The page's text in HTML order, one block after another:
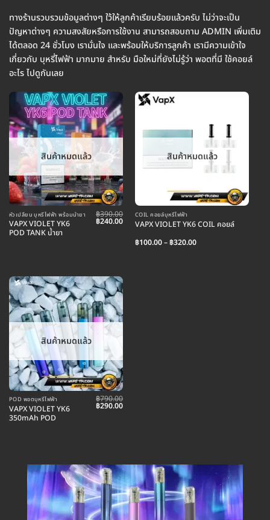
ทางร้านรวบรวมข้อมูลต่างๆ ใว้ให้ลูกค้าเรียบร้อยแล้วครับ ไม่ว่าจะเป็น
ปัญหาต่างๆ ความสงสัยหรือการใช้งาน สามารถสอบถาม ADMIN เพิ่มเติม
ได้ตลอด 24 ชั่วโมง เรามั่นใจ และพร้อมให้บริการลูกค้า เรามีความเข้าใจ
เกี่ยวกับ บุหรี่ไฟฟ้า มากมาย สำหรับ มือใหม่ที่ยังไม่รู้ว่า พอตที่มี ใช้คอยล์
อะไร ไปดูกันเลย
สินค้าหมดแล้ว
หัวเปลี่ยน บุหรี่ไฟฟ้า พร้อมน้ำยา
VAPX VIOLET YK6
POD TANK น้ำยา
฿390.00
Original
price
฿240.00Current
price
฿240.00.
สินค้าหมดแล้ว
COIL คอยล์บุหรี่ไฟฟ้า
VAPX VIOLET YK6 COIL คอยล์
฿100.00–฿320.00Price
สินค้าหมดแล้ว
POD พอตบุหรี่ไฟฟ้า
VAPX VIOLET YK6
350mAh POD
฿790.00
Original
฿290.00Current